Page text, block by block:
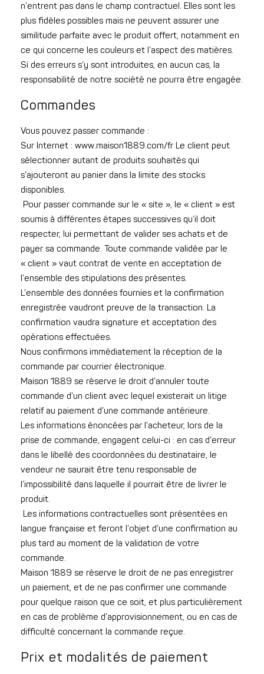
n’entrent pas dans le champ contractuel. Elles sont les
plus fidèles possibles mais ne peuvent assurer une
similitude parfaite avec le produit offert, notamment en
ce qui concerne les couleurs et l’aspect des matières.
Si des erreurs s’y sont introduites, en aucun cas, la
responsabilité de notre société ne pourra être engagée.
Commandes
Vous pouvez passer commande :
Sur Internet : www.maison1889.com/fr Le client peut
sélectionner autant de produits souhaités qui
s’ajouteront au panier dans la limite des stocks
disponibles.
Pour passer commande sur le « site », le « client » est
soumis à différentes étapes successives qu’il doit
respecter, lui permettant de valider ses achats et de
payer sa commande. Toute commande validée par le
« client » vaut contrat de vente en acceptation de
l’ensemble des stipulations des présentes.
L’ensemble des données fournies et la confirmation
enregistrée vaudront preuve de la transaction. La
confirmation vaudra signature et acceptation des
opérations effectuées.
Nous confirmons immédiatement la réception de la
commande par courrier électronique.
Maison 1889 se réserve le droit d’annuler toute
commande d’un client avec lequel existerait un litige
relatif au paiement d’une commande antérieure.
Les informations énoncées par l’acheteur, lors de la
prise de commande, engagent celui-ci : en cas d’erreur
dans le libellé des coordonnées du destinataire, le
vendeur ne saurait être tenu responsable de
l’impossibilité dans laquelle il pourrait être de livrer le
produit.
Les informations contractuelles sont présentées en
langue française et feront l’objet d’une confirmation au
plus tard au moment de la validation de votre
commande.
Maison 1889 se réserve le droit de ne pas enregistrer
un paiement, et de ne pas confirmer une commande
pour quelque raison que ce soit, et plus particulièrement
en cas de problème d’approvisionnement, ou en cas de
difficulté concernant la commande reçue.
Prix et modalités de paiement